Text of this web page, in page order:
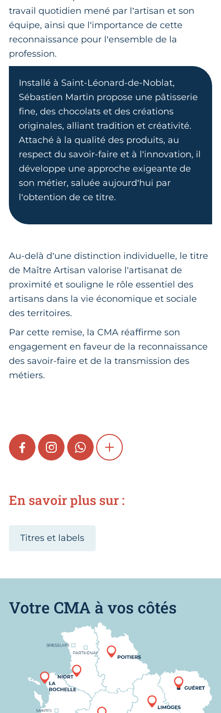
travail quotidien mené par l’artisan et son
équipe, ainsi que l’importance de cette
reconnaissance pour l’ensemble de la
profession.
Installé à Saint-Léonard-de-Noblat,
Sébastien Martin propose une pâtisserie
fine, des chocolats et des créations
originales, alliant tradition et créativité.
Attaché à la qualité des produits, au
respect du savoir-faire et à l’innovation, il
développe une approche exigeante de
son métier, saluée aujourd’hui par
l’obtention de ce titre.
Au-delà d’une distinction individuelle, le titre
de Maître Artisan valorise l’artisanat de
proximité et souligne le rôle essentiel des
artisans dans la vie économique et sociale
des territoires.
Par cette remise, la CMA réaffirme son
engagement en faveur de la reconnaissance
des savoir-faire et de la transmission des
métiers.
FACEBOOKINSTAGRAMWHATSAPPSHOW MORE
En savoir plus sur :
Titres et labels
Votre CMA à vos côtés